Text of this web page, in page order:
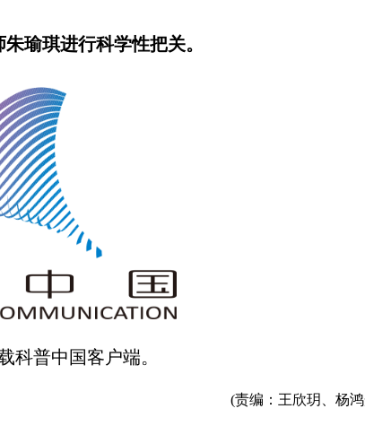
瑜琪进行科学性把关。
科普中国客户端。
(责编：王欣玥、杨